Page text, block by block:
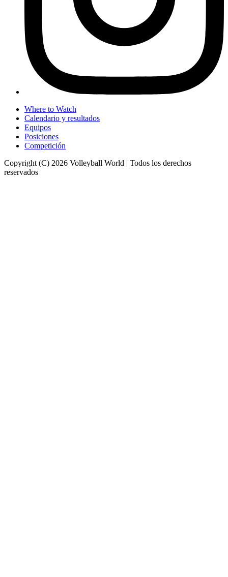
Where to Watch
Calendario y resultados
Equipos
Posiciones
Competición
Copyright (C) 2026 Volleyball World | Todos los derechos
reservados